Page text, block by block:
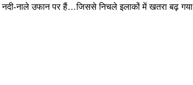
में नदी-नाले उफान पर हैं…जिससे निचले इलाकों में खतरा बढ़ गया